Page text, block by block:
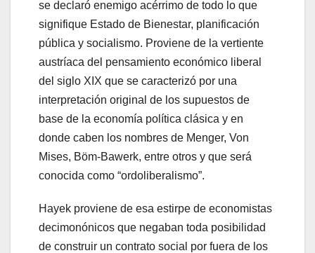
se declaró enemigo acérrimo de todo lo que
signifique Estado de Bienestar, planificación
pública y socialismo. Proviene de la vertiente
austríaca del pensamiento económico liberal
del siglo XIX que se caracterizó por una
interpretación original de los supuestos de
base de la economía política clásica y en
donde caben los nombres de Menger, Von
Mises, Böm-Bawerk, entre otros y que será
conocida como “ordoliberalismo”.
Hayek proviene de esa estirpe de economistas
decimonónicos que negaban toda posibilidad
de construir un contrato social por fuera de los